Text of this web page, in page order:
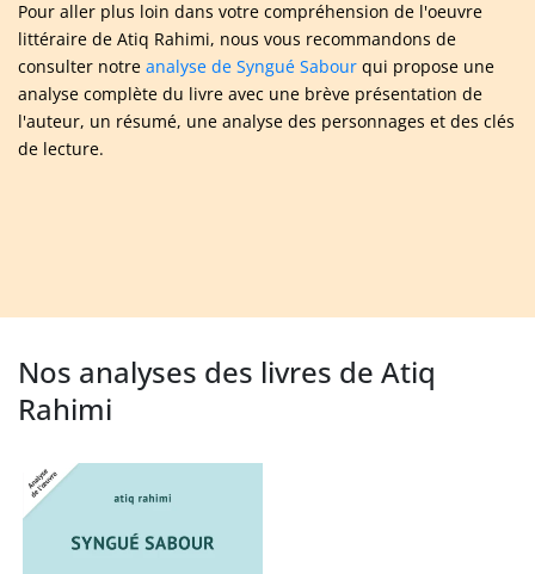
Pour aller plus loin dans votre compréhension de l'oeuvre
littéraire de Atiq Rahimi, nous vous recommandons de
consulter notre analyse de Syngué Sabour qui propose une
analyse complète du livre avec une brève présentation de
l'auteur, un résumé, une analyse des personnages et des clés
de lecture.
Nos analyses des livres de Atiq
Rahimi